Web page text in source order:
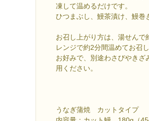
凍して温めるだけです。
ひつまぶし、鰻茶漬け、鰻巻
お召し上がり方は、湯せん
レンジで約2分間温めてお召
お好みで、別途わさびやきざ
用ください。
うなぎ蒲焼 カットタイプ